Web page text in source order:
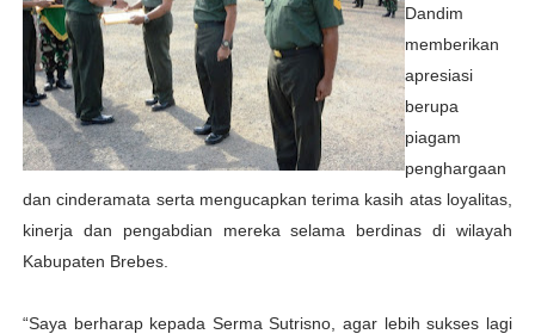
Dandim
memberikan
apresiasi
berupa
piagam
penghargaan
dan cinderamata serta mengucapkan terima kasih atas loyalitas,
kinerja dan pengabdian mereka selama berdinas di wilayah
Kabupaten Brebes.
“Saya berharap kepada Serma Sutrisno, agar lebih sukses lagi